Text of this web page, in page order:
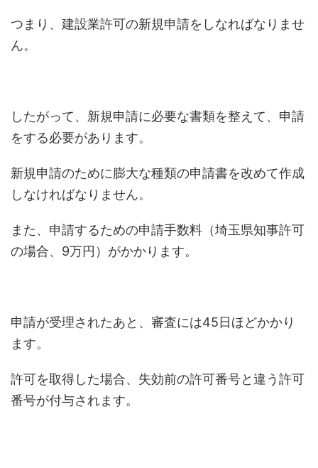
つまり、建設業許可の新規申請をしなればなりませ
ん。
したがって、新規申請に必要な書類を整えて、申請
をする必要があります。
新規申請のために膨大な種類の申請書を改めて作成
しなければなりません。
また、申請するための申請手数料（埼玉県知事許可
の場合、9万円）がかかります。
申請が受理されたあと、審査には45日ほどかかり
ます。
許可を取得した場合、失効前の許可番号と違う許可
番号が付与されます。